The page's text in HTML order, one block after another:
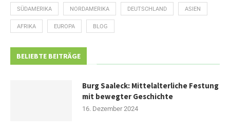
SÜDAMERIKA NORDAMERIKA DEUTSCHLAND ASIEN
AFRIKA EUROPA BLOG
BELIEBTE BEITRÄGE
Burg Saaleck: Mittelalterliche Festung
mit bewegter Geschichte
16. Dezember 2024